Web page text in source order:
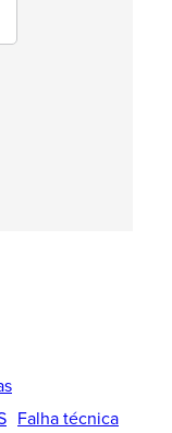
Falha técnica